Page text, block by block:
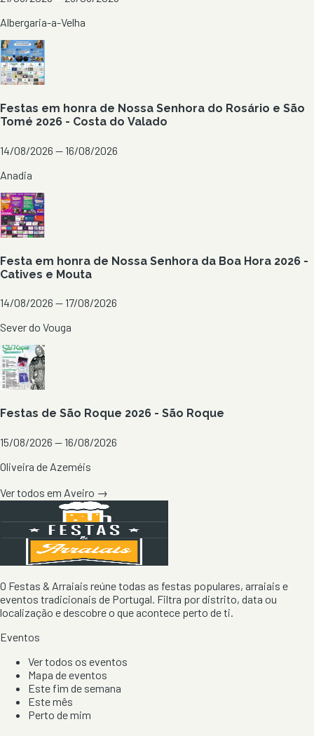
Albergaria-a-Velha
Festas em honra de Nossa Senhora do Rosário e São
Tomé 2026 - Costa do Valado
14/08/2026 — 16/08/2026
Anadia
Festa em honra de Nossa Senhora da Boa Hora 2026 -
Catives e Mouta
14/08/2026 — 17/08/2026
Sever do Vouga
Festas de São Roque 2026 - São Roque
15/08/2026 — 16/08/2026
Oliveira de Azeméis
Ver todos em Aveiro →
O Festas & Arraiais reúne todas as festas populares, arraiais e
eventos tradicionais de Portugal. Filtra por distrito, data ou
localização e descobre o que acontece perto de ti.
Eventos
Ver todos os eventos
Mapa de eventos
Este fim de semana
Este mês
Perto de mim